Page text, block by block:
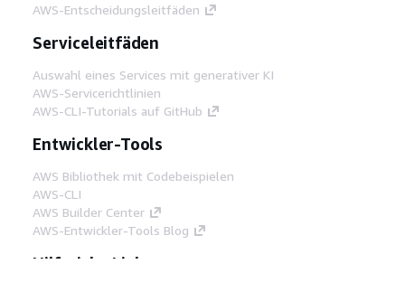
AWS-Entscheidungsleitfäden
Serviceleitfäden
Auswahl eines Services mit generativer KI
AWS-Servicerichtlinien
AWS-CLI-Tutorials auf GitHub
Entwickler-Tools
AWS Bibliothek mit Codebeispielen
AWS-CLI
AWS Builder Center
AWS-Entwickler-Tools Blog
Hilfreiche Links